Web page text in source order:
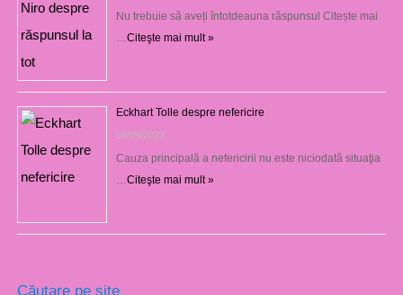
Nu trebuie să aveți întotdeauna răspunsul Citește mai
Citeşte mai mult »
Eckhart Tolle despre nefericire
09/09/2023
Cauza principală a nefericirii nu este niciodată situaţia
Citeşte mai mult »
Căutare pe site